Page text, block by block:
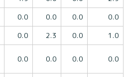
0.0 0.0 0.0
0.0
0.0 2.3 0.0
1.0
0.0 0.0 0.0 0.0